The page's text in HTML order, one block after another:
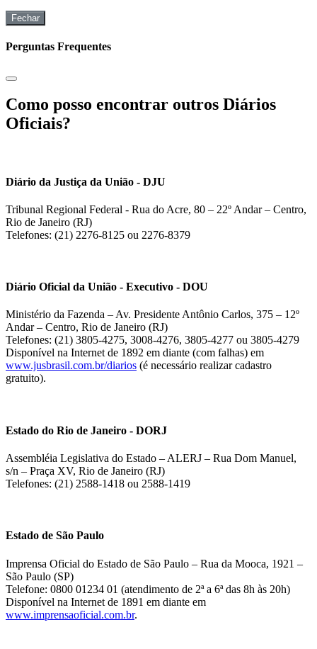
Fechar
Perguntas Frequentes
Como posso encontrar outros Diários
Oficiais?
Diário da Justiça da União - DJU
Tribunal Regional Federal - Rua do Acre, 80 – 22º Andar – Centro,
Rio de Janeiro (RJ)
Telefones: (21) 2276-8125 ou 2276-8379
Diário Oficial da União - Executivo - DOU
Ministério da Fazenda – Av. Presidente Antônio Carlos, 375 – 12º
Andar – Centro, Rio de Janeiro (RJ)
Telefones: (21) 3805-4275, 3008-4276, 3805-4277 ou 3805-4279
Disponível na Internet de 1892 em diante (com falhas) em
www.jusbrasil.com.br/diarios (é necessário realizar cadastro
gratuito).
Estado do Rio de Janeiro - DORJ
Assembléia Legislativa do Estado – ALERJ – Rua Dom Manuel,
s/n – Praça XV, Rio de Janeiro (RJ)
Telefones: (21) 2588-1418 ou 2588-1419
Estado de São Paulo
Imprensa Oficial do Estado de São Paulo – Rua da Mooca, 1921 –
São Paulo (SP)
Telefone: 0800 01234 01 (atendimento de 2ª a 6ª das 8h às 20h)
Disponível na Internet de 1891 em diante em
www.imprensaoficial.com.br.